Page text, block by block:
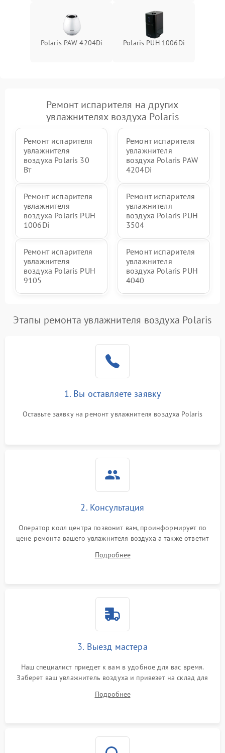
Polaris PAW 4204Di Polaris PUH 1006Di
Ремонт испарителя на других
увлажнителях воздуха Polaris
Ремонт испарителя
увлажнителя
воздуха Polaris 30
Вт
Ремонт испарителя
увлажнителя
воздуха Polaris PAW
4204Di
Ремонт испарителя
увлажнителя
воздуха Polaris PUH
1006Di
Ремонт испарителя
увлажнителя
воздуха Polaris PUH
3504
Ремонт испарителя
увлажнителя
воздуха Polaris PUH
9105
Ремонт испарителя
увлажнителя
воздуха Polaris PUH
4040
Этапы ремонта увлажнителя воздуха Polaris
1. Вы оставляете заявку
Оставьте заявку на ремонт увлажнителя воздуха Polaris
2. Консультация
Оператор колл центра позвонит вам, проинформирует по
цене ремонта вашего увлажнителя воздуха а также ответит
Подробнее
3. Выезд мастера
Наш специалист приедет к вам в удобное для вас время.
Заберет ваш увлажнитель воздуха и привезет на склад для
Подробнее